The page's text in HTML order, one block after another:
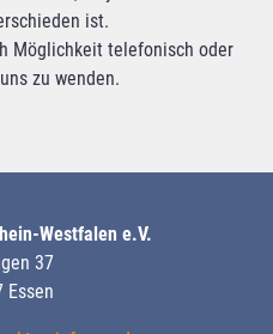
ist.
Möglichkeit telefonisch oder
zu wenden.
Westfalen e.V.
37
Essen